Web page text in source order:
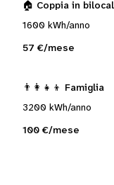
🏠 Coppia in
1600 kWh/anno
57 €/mese
👨‍👩‍👧‍👦 Famiglia
3200 kWh/anno
100 €/mese